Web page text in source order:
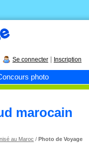
photo
Se connecter Inscription
marocain
au Maroc /Photo de Voyage